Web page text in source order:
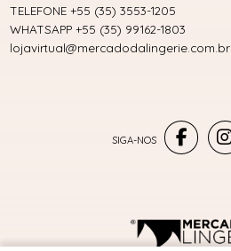
TELEFONE +55 (35) 3553-1205
WHATSAPP +55 (35) 99162-1803
lojavirtual@mercadodalingerie.com.br